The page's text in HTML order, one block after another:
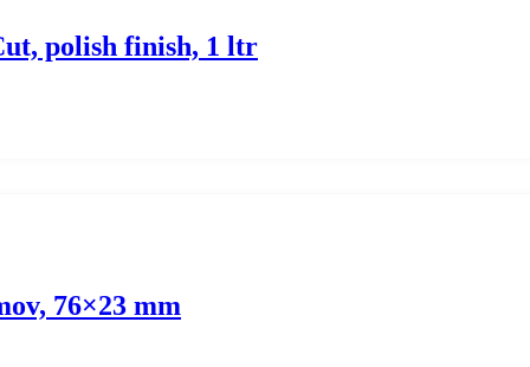
polish finish, 1 ltr
76×23 mm